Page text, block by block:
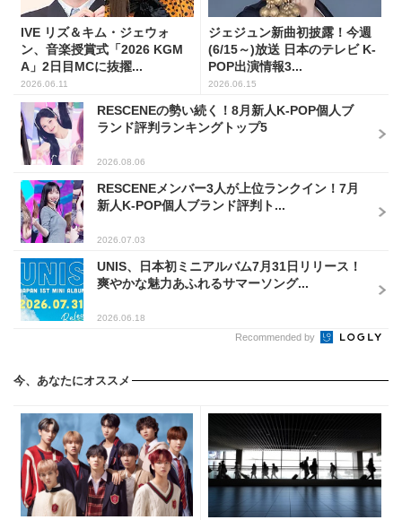
IVE リズ＆キム・ジェウォ
ン、音楽授賞式「2026 KGM
A」2日目MCに抜擢...
2026.06.11
ジェジュン新曲初披露！今週
(6/15～)放送 日本のテレビ K-
POP出演情報3...
2026.06.15
RESCENEの勢い続く！8月新人K-POP個人ブ
ランド評判ランキングトップ5
2026.08.06
RESCENEメンバー3人が上位ランクイン！7月
新人K-POP個人ブランド評判ト...
2026.07.03
UNIS、日本初ミニアルバム7月31日リリース！
爽やかな魅力あふれるサマーソング...
2026.06.18
Recommended by
今、あなたにオススメ